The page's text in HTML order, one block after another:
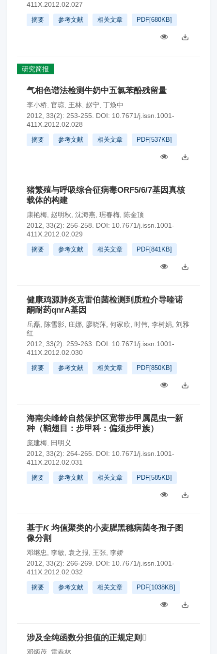
411X.2012.02.027
摘要 参考文献 相关文章 PDF[680KB]
研究简报
气相色谱法检测牛奶中五氯苯酚残留量
李小桥 官琼 王林 赵宁 丁焕中
2012, 33(2): 253-255.
DOI: 10.7671/j.issn.1001-
411X.2012.02.028
摘要 参考文献 相关文章 PDF[537KB]
猪繁殖与呼吸综合征病毒ORF5/6/7基因真核
载体的构建
康艳梅 赵明秋 沈海燕 琚春梅
陈金顶
2012, 33(2): 256-258.
DOI: 10.7671/j.issn.1001-
411X.2012.02.029
摘要 参考文献 相关文章 PDF[841KB]
健康鸡源肺炎克雷伯菌检测到质粒介导喹诺
酮耐药qnrA基因
岳磊 陈雪影 庄娜 廖晓萍 何家欣 时伟 李树娟 刘雅
红
2012, 33(2): 259-263.
DOI: 10.7671/j.issn.1001-
411X.2012.02.030
摘要 参考文献 相关文章 PDF[850KB]
海南尖峰岭自然保护区宽带步甲属昆虫一新
种（鞘翅目：步甲科：偏须步甲族）
庞建梅
田明义
2012, 33(2): 264-265.
DOI: 10.7671/j.issn.1001-
411X.2012.02.031
摘要 参考文献 相关文章 PDF[585KB]
基于K 均值聚类的小麦腥黑穗病菌冬孢子图
像分割
邓继忠 李敏 袁之报 王张 李娇
2012, 33(2): 266-269.
DOI: 10.7671/j.issn.1001-
411X.2012.02.032
摘要 参考文献 相关文章 PDF[1038KB]
涉及全纯函数分担值的正规定则
邓炳茂 雷春林